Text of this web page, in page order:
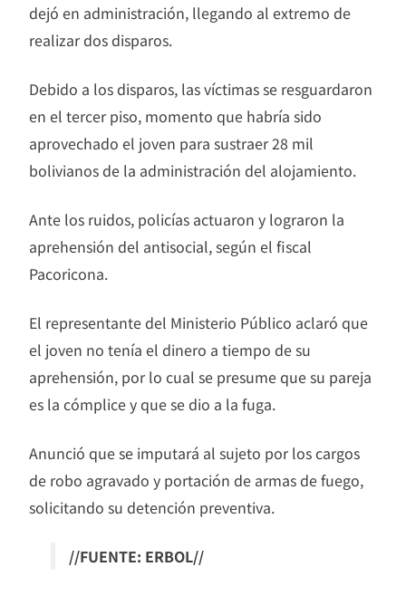
dejó en administración, llegando al extremo de
realizar dos disparos.
Debido a los disparos, las víctimas se resguardaron
en el tercer piso, momento que habría sido
aprovechado el joven para sustraer 28 mil
bolivianos de la administración del alojamiento.
Ante los ruidos, policías actuaron y lograron la
aprehensión del antisocial, según el fiscal
Pacoricona.
El representante del Ministerio Público aclaró que
el joven no tenía el dinero a tiempo de su
aprehensión, por lo cual se presume que su pareja
es la cómplice y que se dio a la fuga.
Anunció que se imputará al sujeto por los cargos
de robo agravado y portación de armas de fuego,
solicitando su detención preventiva.
//FUENTE: ERBOL//